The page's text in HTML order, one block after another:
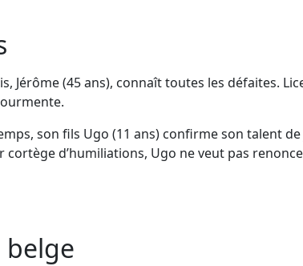
Jérôme (45 ans), connaît toutes les défaites.
son fils Ugo (11 ans) confirme son talent
cortège d’humiliations, Ugo ne veut pas
belge